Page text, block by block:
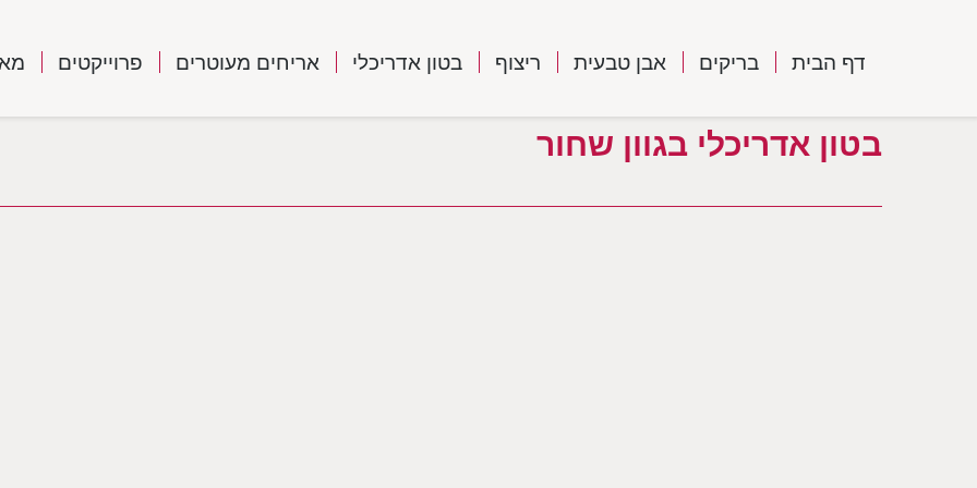
דף הבית בריקים אבן טבעית ריצוף בטון אדריכלי אריחים מעוטרים פרוייקטים
בטון אדריכלי בגוון שחור